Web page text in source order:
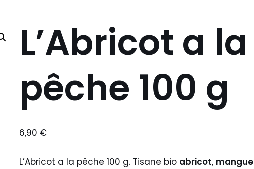
L’Abricot a la
pêche 100 g
6,90 €
L’Abricot a la pêche 100 g. Tisane bio abricot, mangue